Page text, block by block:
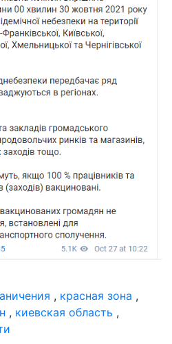
, красная зона ,
, киевская область ,